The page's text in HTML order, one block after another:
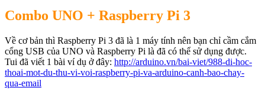
Combo UNO + Raspberry Pi 3
Về cơ bản thì Raspberry Pi 3 đã là 1 máy tính nên bạn chỉ cầm cắm
cổng USB của UNO và Raspberry Pi là đã có thể sử dụng được.
Tui đã viết 1 bài ví dụ ở đây: http://arduino.vn/bai-viet/988-di-hoc-
thoai-mot-du-thu-vi-voi-raspberry-pi-va-arduino-canh-bao-chay-
qua-email